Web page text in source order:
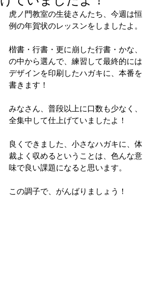
虎ノ門教室の生徒さんたち、今週は恒
例の年賀状のレッスンをしましたよ。
楷書・行書・更に崩した行書・かな、
の中から選んで、練習して最終的には
デザインを印刷したハガキに、本番を
書きます！
みなさん、普段以上に口数も少なく、
全集中して仕上げていましたよ！
良くできました、小さなハガキに、体
裁よく収めるということは、色んな意
味で良い課題になると思います。
この調子で、がんばりましょう！